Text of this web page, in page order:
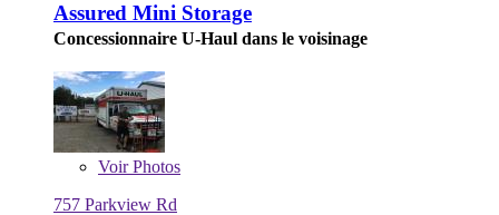
Assured Mini Storage
Concessionnaire U-Haul dans le voisinage
VoirPhotos
757 Parkview Rd